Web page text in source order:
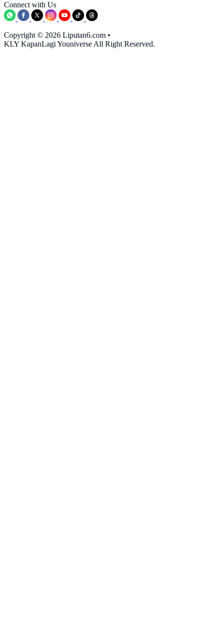
Connect with Us
Copyright © 2026 Liputan6.com •
KLY KapanLagi Youniverse All Right Reserved.